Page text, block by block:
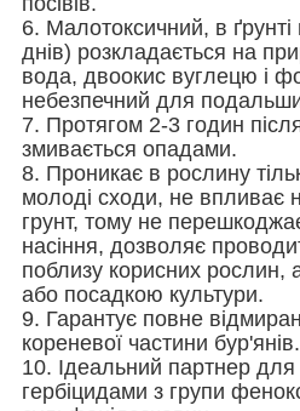
6. Малотоксичний, в
днів) розкладається на
вода, двоокис вуглецю і
небезпечний для
7. Протягом 2-3 годин
змивається опадами.
8. Проникає в рослину
молоді сходи, не впливає
грунт, тому не
насіння, дозволяє
поблизу корисних рослин,
або посадкою культури.
9. Гарантує повне
кореневої частини бур'янів.
10. Ідеальний партнер
гербіцидами з групи